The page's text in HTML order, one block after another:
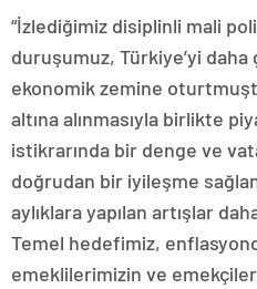
“İzlediğimiz disiplinli mali
duruşumuz, Türkiye’yi
ekonomik zemine
altına alınmasıyla birlikte
istikrarında bir denge ve
doğrudan bir iyileşme
aylıklara yapılan artışlar
Temel hedefimiz,
emeklilerimizin ve